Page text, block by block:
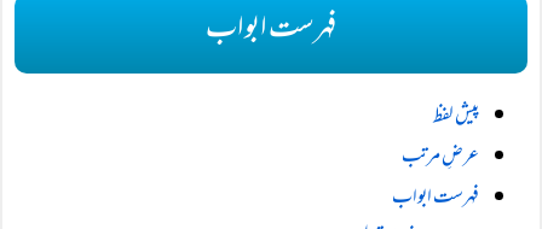
فہرست ابواب
پیش لفظ
عرضِ مرتب
فہرست ابواب